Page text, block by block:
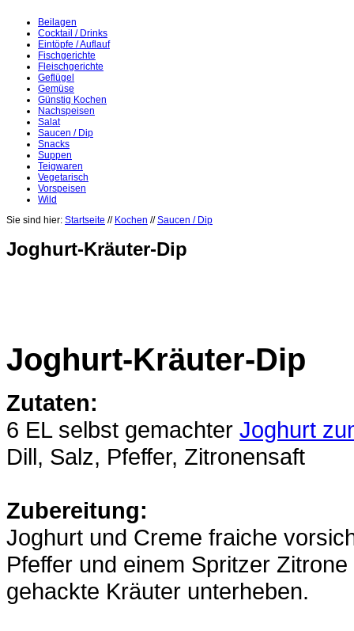
Beilagen
Cocktail / Drinks
Eintöpfe / Auflauf
Fischgerichte
Fleischgerichte
Geflügel
Gemüse
Günstig Kochen
Nachspeisen
Salat
Saucen / Dip
Snacks
Suppen
Teigwaren
Vegetarisch
Vorspeisen
Wild
Sie sind hier: Startseite // Kochen //Saucen / Dip
Joghurt-Kräuter-Dip
Joghurt-Kräuter-Dip
Zutaten:
6 EL selbst gemachter Joghurt
Dill, Salz, Pfeffer, Zitronensaft
Zubereitung:
Joghurt und Creme fraiche
Pfeffer und einem Spritzer
gehackte Kräuter unterheben.